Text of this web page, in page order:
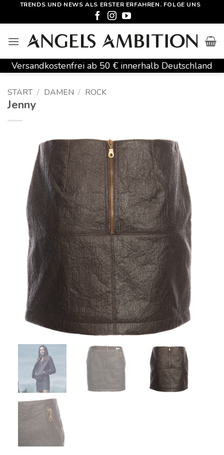
TRENDS UND NEWS ALS ERSTER ERFAHREN. FOLGE UNS
Versandkostenfrei ab 50 € innerhalb Deutschland
START / DAMEN / ROCK
Jenny